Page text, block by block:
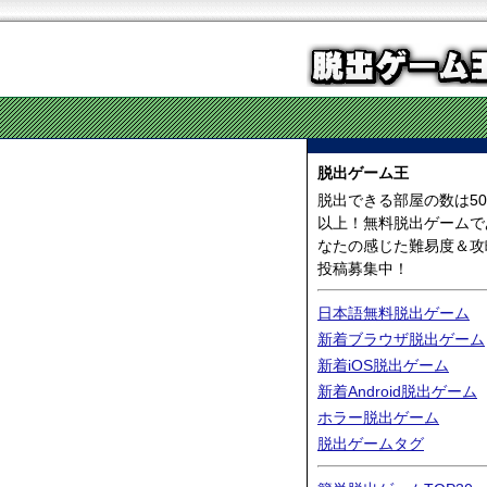
脱出ゲーム王
脱出できる部屋の数は
以上！無料脱出ゲーム
なたの感じた難易度＆
投稿募集中！
日本語無料脱出ゲーム
新着ブラウザ脱出ゲーム
新着iOS脱出ゲーム
新着Android脱出ゲーム
ホラー脱出ゲーム
脱出ゲームタグ